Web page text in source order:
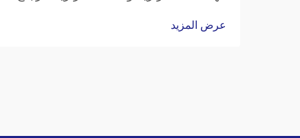
إطارات مُعزَّزة، وناقلات مُخفِّفة للصدمات،
عرض المزيد